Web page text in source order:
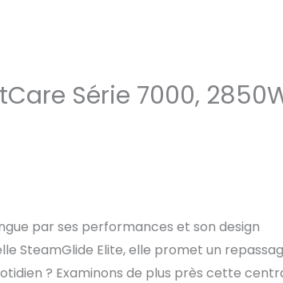
Série 7000,
par ses performances et son design
SteamGlide Elite, elle promet un
? Examinons de plus près cette